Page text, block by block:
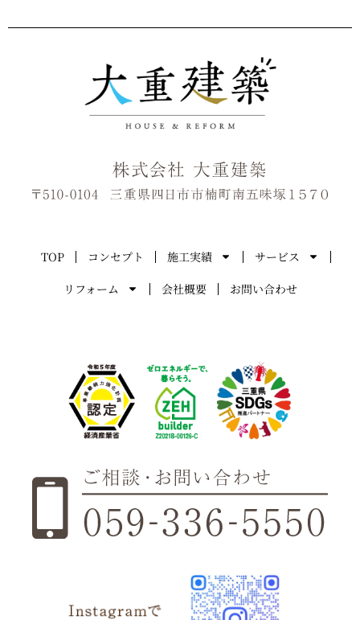
TOP コンセプト 施工実績
サービス
リフォーム
会社概要 お問い合わせ